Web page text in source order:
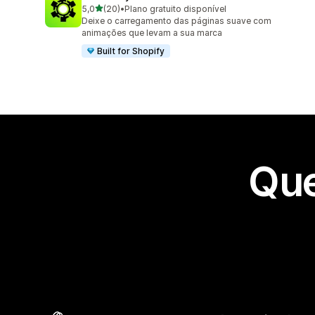
5,0de 5 estrelas
(20)
20 avaliações ao todo
•Plano gratuito disponível
Deixe o carregamento das páginas suave com
animações que levam a sua marca
Built for Shopify